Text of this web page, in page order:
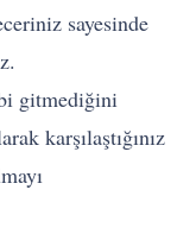
sayesinde
gitmediğini
karşılaştığınız